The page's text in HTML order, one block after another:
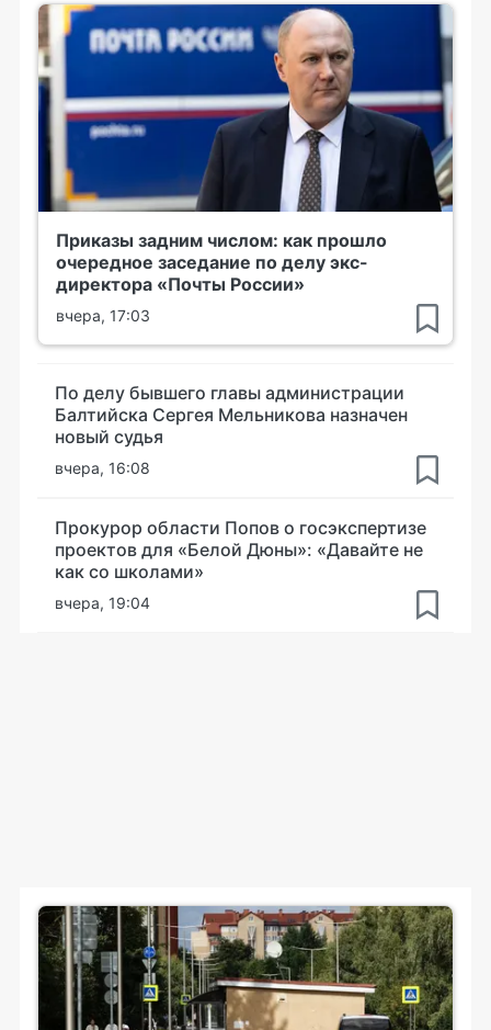
Приказы задним числом: как прошло
очередное заседание по делу экс-
директора «Почты России»
вчера, 17:03
По делу бывшего главы администрации
Балтийска Сергея Мельникова назначен
новый судья
вчера, 16:08
Прокурор области Попов о госэкспертизе
проектов для «Белой Дюны»: «Давайте не
как со школами»
вчера, 19:04